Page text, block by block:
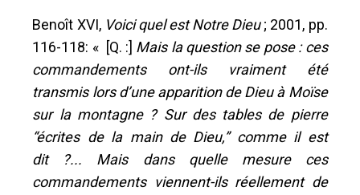
Benoît XVI, Voici quel est Notre Dieu; 2001, pp.
116-118: « [Q. :] Mais la question se pose : ces
commandements ont-ils vraiment été
transmis lors d’une apparition de Dieu à Moïse
sur la montagne ? Sur des tables de pierre
“écrites de la main de Dieu,” comme il est
dit ?... Mais dans quelle mesure ces
commandements viennent-ils réellement de